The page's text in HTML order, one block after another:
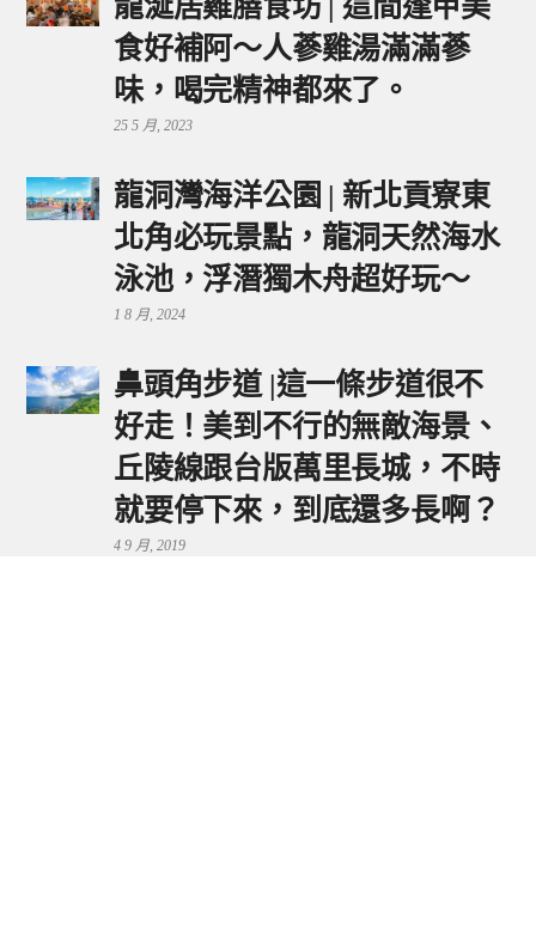
食好補阿～人蔘雞湯滿滿蔘
味，喝完精神都來了。
25 5 月, 2023
龍洞灣海洋公園 | 新北貢寮東
北角必玩景點，龍洞天然海水
泳池，浮潛獨木舟超好玩～
1 8 月, 2024
鼻頭角步道 |這一條步道很不
好走！美到不行的無敵海景、
丘陵線跟台版萬里長城，不時
就要停下來，到底還多長啊？
4 9 月, 2019